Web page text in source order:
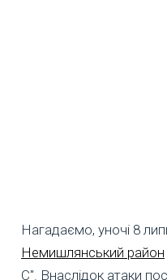
Нагадаємо, уночі 8
Немишлянський район
С". Внаслідок атаки